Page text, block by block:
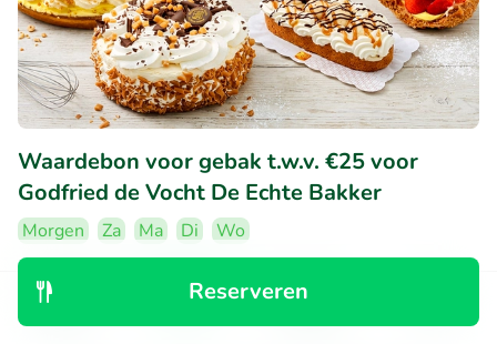
Reserveren
Waardebon voor gebak t.w.v. €25 voor
Godfried de Vocht De Echte Bakker
Morgen Za Ma Di
Wo
9.6
• 2.247 beoordelingen
Godfried de Vocht De Echte Bakker